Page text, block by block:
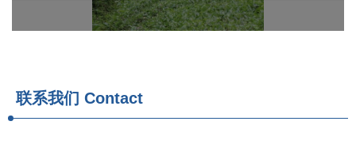
联系我们 Contact